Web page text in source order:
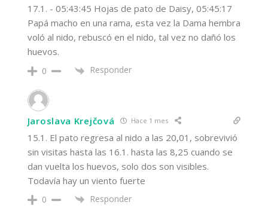
17.1. - 05:43:45 Hojas de pato de Daisy, 05:45:17
Papá macho en una rama, esta vez la Dama hembra
voló al nido, rebuscó en el nido, tal vez no dañó los
huevos.
0 Responder
Jaroslava Krejčová Hace 1 mes
15.1. El pato regresa al nido a las 20,01, sobrevivió
sin visitas hasta las 16.1. hasta las 8,25 cuando se
dan vuelta los huevos, solo dos son visibles.
Todavía hay un viento fuerte
0 Responder